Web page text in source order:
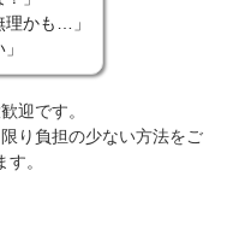
理かも…」
迎です。
り負担の少ない方法をご
。